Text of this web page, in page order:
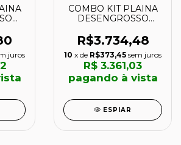
-
juros
COMBO KIT PLAINA
DESENGROSSO
BANCADA - MAKITA
R$3.734,48
10 x de R$373,45 sem juros
R$ 3.361,03
pagando à vista
ESPIAR